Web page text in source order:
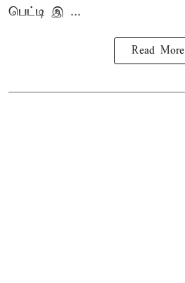
பெட்டி இ ...
Read More